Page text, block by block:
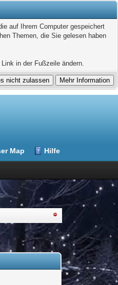
auf Ihrem Computer gespeichert
Themen, die Sie gelesen haben
in der Fußzeile ändern.
Map Hilfe